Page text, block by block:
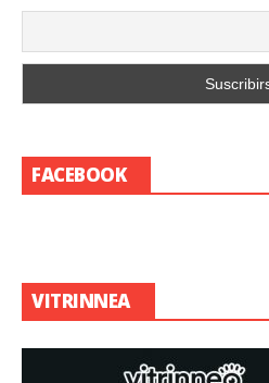
FACEBOOK
VITRINNEA